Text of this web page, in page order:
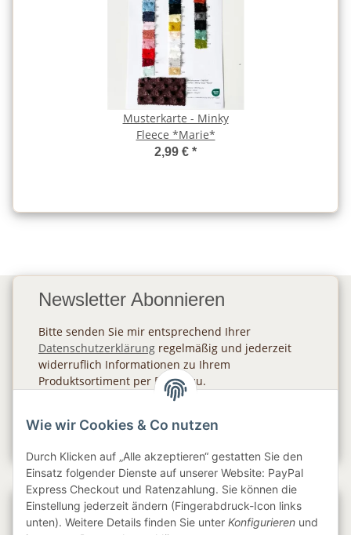
Musterkarte - Minky
Fleece *Marie*
2,99 € *
Newsletter Abonnieren
Bitte senden Sie mir entsprechend Ihrer
Datenschutzerklärung regelmäßig und jederzeit
widerruflich Informationen zu Ihrem
Produktsortiment per E-Mail zu.
Gesetzliche Informationen
Wie wir Cookies & Co nutzen
Durch Klicken auf „Alle akzeptieren“ gestatten Sie den
Einsatz folgender Dienste auf unserer Website: PayPal
Express Checkout und Ratenzahlung. Sie können die
Einstellung jederzeit ändern (Fingerabdruck-Icon links
unten). Weitere Details finden Sie unter Konfigurieren und